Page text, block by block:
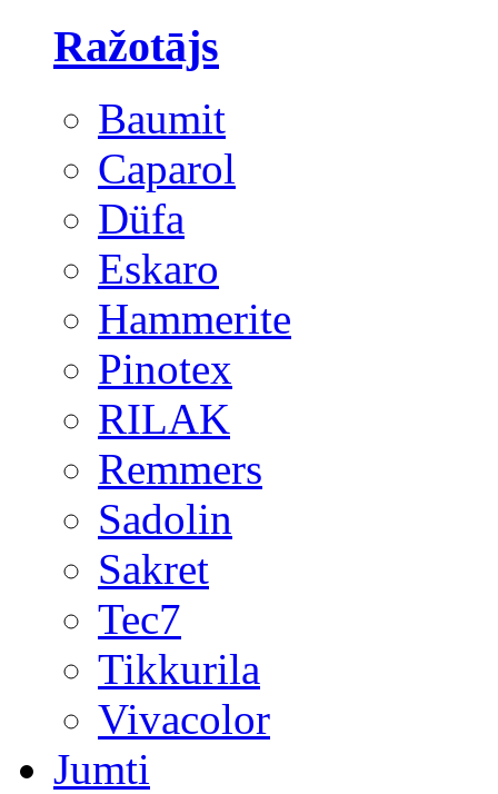
Ražotājs
Baumit
Caparol
Düfa
Eskaro
Hammerite
Pinotex
RILAK
Remmers
Sadolin
Sakret
Tec7
Tikkurila
Vivacolor
Jumti